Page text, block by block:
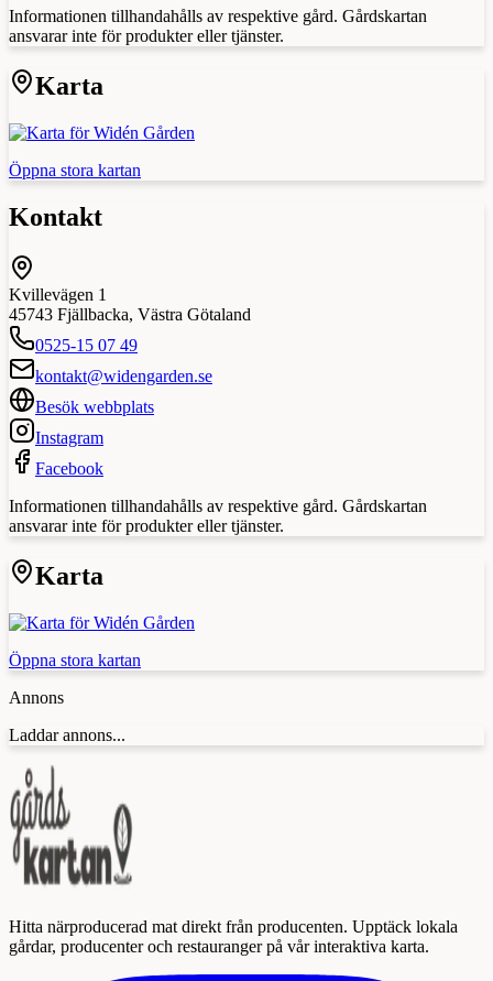
Informationen tillhandahålls av respektive gård. Gårdskartan
ansvarar inte för produkter eller tjänster.
Karta
Öppna stora kartan
Kontakt
Kvillevägen 1
45743 Fjällbacka, Västra Götaland
0525-15 07 49
kontakt@widengarden.se
Besök webbplats
Instagram
Facebook
Informationen tillhandahålls av respektive gård. Gårdskartan
ansvarar inte för produkter eller tjänster.
Karta
Öppna stora kartan
Annons
Laddar annons...
Hitta närproducerad mat direkt från producenten. Upptäck lokala
gårdar, producenter och restauranger på vår interaktiva karta.